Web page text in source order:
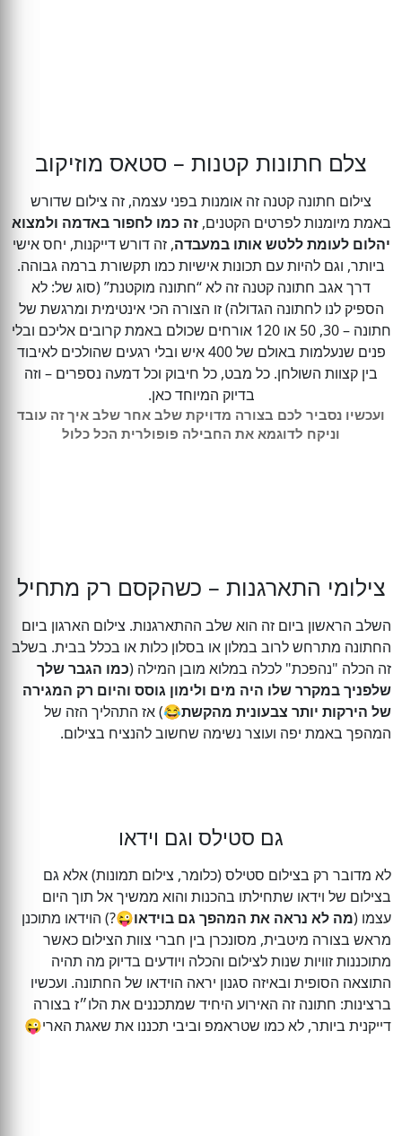
צלם חתונות קטנות – סטאס מוזיקוב
‏צילום חתונה קטנה זה אומנות בפני עצמה, זה צילום שדורש
באמת מיומנות לפרטים הקטנים,זה כמו לחפור באדמה ולמצוא
יהלום לעומת ללטש אותו במעבדה, זה דורש דייקנות, יחס אישי
ביותר, וגם להיות עם תכונות אישיות כמו תקשורת ברמה גבוהה.
דרך אגב חתונה קטנה זה לא “חתונה מוקטנת” (סוג של: לא
הספיק לנו לחתונה הגדולה) זו הצורה הכי אינטימית ומרגשת של
חתונה – 30, 50 או 120 אורחים שכולם באמת קרובים אליכם ובלי
פנים שנעלמות באולם של 400 איש ובלי רגעים שהולכים לאיבוד
בין קצוות השולחן. כל מבט, כל חיבוק וכל דמעה נספרים – וזה
בדיוק המיוחד כאן.
ועכשיו נסביר לכם בצורה מדויקת שלב אחר שלב איך זה עובד
וניקח לדוגמא את החבילה פופולרית הכל כלול
צילומי התארגנות – כשהקסם רק מתחיל
השלב הראשון ביום זה הוא שלב ההתארגנות. צילום הארגון ביום
החתונה מתרחש לרוב במלון או בסלון כלות או בכלל בבית. בשלב
זה הכלה "נהפכת" לכלה במלוא מובן המילה (כמו הגבר שלך
שלפניך במקרר שלו היה מים ולימון גוסס והיום רק המגירה
של הירקות יותר צבעונית מהקשת😂) אז התהליך הזה של
המהפך באמת יפה ועוצר נשימה שחשוב להנציח בצילום.
גם סטילס וגם וידאו
לא מדובר רק בצילום סטילס (כלומר, צילום תמונות) אלא גם
בצילום של וידאו שתחילתו בהכנות והוא ממשיך אל תוך היום
עצמו (מה לא נראה את המהפך גם בוידאו😜?) הוידאו מתוכנן
מראש בצורה מיטבית, מסונכרן בין חברי צוות הצילום כאשר
מתוכננות זוויות שנות לצילום והכלה ויודעים בדיוק מה תהיה
התוצאה הסופית ובאיזה סגנון יראה הוידאו של החתונה. ועכשיו
ברצינות: חתונה זה האירוע היחיד שמתכננים ‏את הלו״ז בצורה
דייקנית ביותר, לא כמו שטראמפ וביבי תכננו את שאגת הארי😜